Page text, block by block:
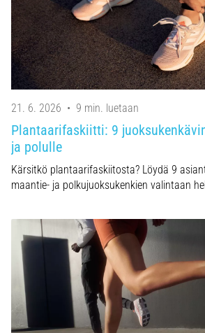
21. 6. 2026 • 9 min. luetaan
Plantaarifaskiitti: 9
ja polulle
Kärsitkö plantaarifaskiitosta? Löydä 9
maantie- ja polkujuoksukenkien valintaan